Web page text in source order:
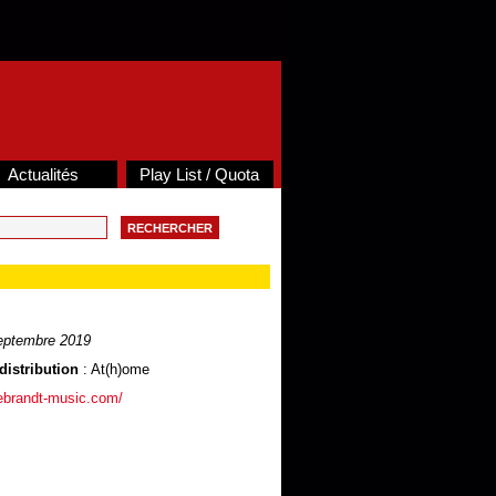
Actualités Play List / Quota
2019
: At(h)ome
music.com/